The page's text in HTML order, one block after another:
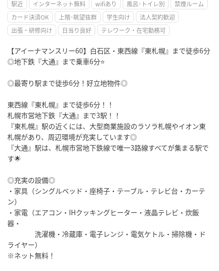
駅近 インターネット無料 wifiあり 風呂･トイレ別
禁煙ルーム
カード決済OK
上階･眺望抜群 学生向け
法人契約歓迎
出張・研修向け
日当り良好 テレワーク・在宅勤務可
【アイーナマンスリー60】白石区・東西線『東札幌』まで徒歩6分
◎地下鉄『大通』まで乗車6分⭐
◎最寄り駅まで徒歩6分！好立地物件◎
東西線『東札幌』まで徒歩6分！！
札幌市営地下鉄『大通』まで3駅！！
『東札幌』駅の近くには、大型商業施設のラソラ札幌やイオン東
札幌があり、周辺環境が充実しています◎
『大通』駅は、札幌市営地下鉄線で唯一3路線すべてが集まる駅で
す🌟
◎充実の設備◎
・家具（シングルベッド・座椅子・テーブル・テレビ台・カーテ
ン）
・家電（エアコン・IHクッキングヒーター・液晶テレビ・炊飯
器・
洗濯機・冷蔵庫・電子レンジ・電気ケトル・掃除機・ド
ライヤー）
※ネット無料！